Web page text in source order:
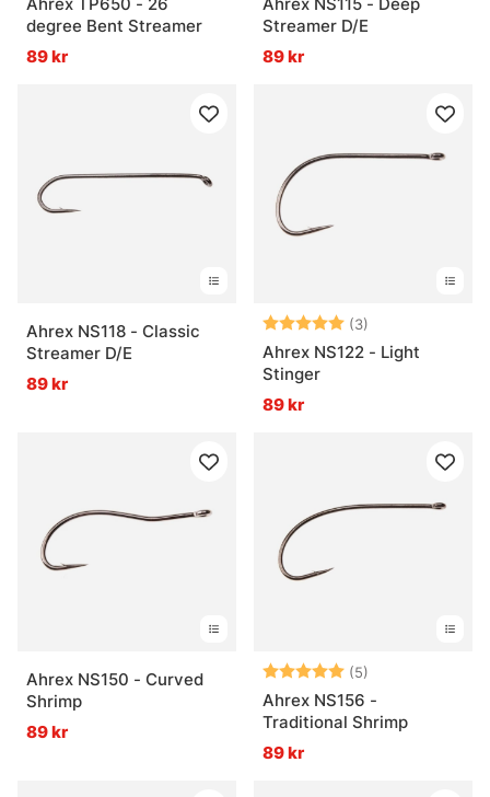
Ahrex TP650 - 26
degree Bent Streamer
89 kr
Ahrex NS115 - Deep
Streamer D/E
89 kr
Ahrex NS118 - Classic
Streamer D/E
89 kr
Betyg: (3)
Ahrex NS122 - Light
Stinger
89 kr
Ahrex NS150 - Curved
Shrimp
89 kr
Betyg: (5)
Ahrex NS156 -
Traditional Shrimp
89 kr